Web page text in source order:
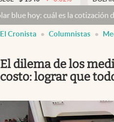
Finanzas y Mercados
Mercados Online
Columnistas
Apertura
cuál es la cotización del
El Cronista Columnistas
El dilema de los
costo: lograr que